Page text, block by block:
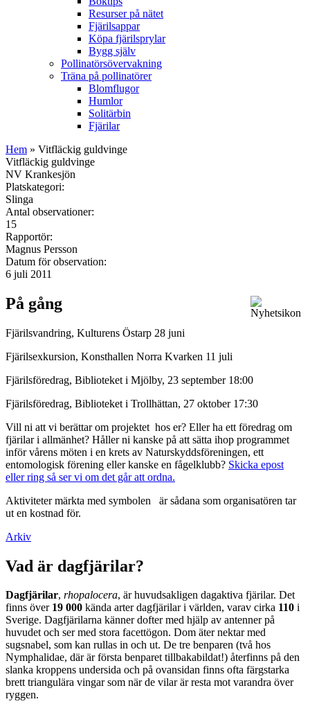
Resurser på nätet
Fjärilsappar
Köpa fjärilsprylar
Bygg själv
Pollinatörsövervakning
Träna på pollinatörer
Blomflugor
Humlor
Solitärbin
Fjärilar
Hem » Vitfläckig guldvinge
Vitfläckig guldvinge
NV Krankesjön
Platskategori:
Slinga
Antal observationer:
15
Rapportör:
Magnus Persson
Datum för observation:
6 juli 2011
På gång
Fjärilsvandring, Kulturens Östarp 28 juni
Fjärilsexkursion, Konsthallen Norra Kvarken 11 juli
Fjärilsföredrag, Biblioteket i Mjölby, 23 september 18:00
Fjärilsföredrag, Biblioteket i Trollhättan, 27 oktober 17:30
Vill ni att vi berättar om projektet hos er? Eller ha ett föredrag om
fjärilar i allmänhet? Håller ni kanske på att sätta ihop programmet
inför vårens möten i en krets av Naturskyddsföreningen, ett
entomologisk förening eller kanske en fågelklubb? Skicka epost
eller ring så ser vi om det går att ordna.
Aktiviteter märkta med symbolen
är sådana som organisatören tar
ut en kostnad för.
Arkiv
Vad är dagfjärilar?
Dagfjärilar, rhopalocera, är huvudsakligen dagaktiva fjärilar. Det
finns över 19 000 kända arter dagfjärilar i världen, varav cirka 110 i
Sverige. Dagfjärilarna känner dofter med hjälp av antenner på
huvudet och ser med stora facettögon. Dom äter nektar med
sugsnabel, som kan rullas in och ut. De tre benparen (två hos
Nymphalidae, där är första benparet tillbakabildat!) återfinns på den
slanka kroppens undersida och på ovansidan finns ofta färgstarka
brett triangulära vingar som när de vilar är resta mot varandra över
ryggen.